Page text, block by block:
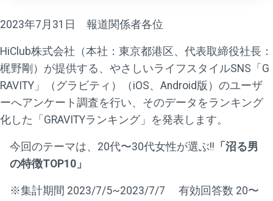
2023年7月31日 報道関係者各位
HiClub株式会社（本社：東京都港区、代表取締役社長：
梶野剛）が提供する、やさしいライフスタイルSNS「G
RAVITY」（グラビティ）（iOS、Android版）のユーザ
ーへアンケート調査を行い、そのデータをランキング
化した「GRAVITYランキング」を発表します。
今回のテーマは、20代〜30代女性が選ぶ!! 「沼る男
の特徴TOP10」
※集計期間 2023/7/5~2023/7/7 有効回答数 20〜